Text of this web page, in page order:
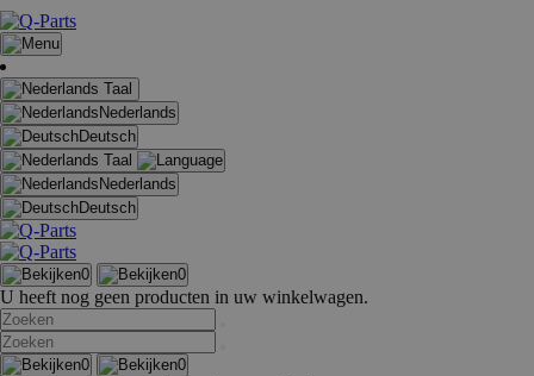
Taal
Nederlands
Deutsch
Taal
Nederlands
Deutsch
0 0
U heeft nog geen producten in uw winkelwagen.
0 0